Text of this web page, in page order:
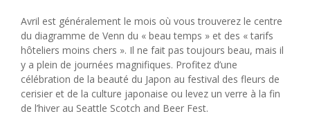
Avril est généralement le mois où vous trouverez le centre
du diagramme de Venn du « beau temps » et des « tarifs
hôteliers moins chers ». Il ne fait pas toujours beau, mais il
y a plein de journées magnifiques. Profitez d’une
célébration de la beauté du Japon au festival des fleurs de
cerisier et de la culture japonaise ou levez un verre à la fin
de l’hiver au Seattle Scotch and Beer Fest.